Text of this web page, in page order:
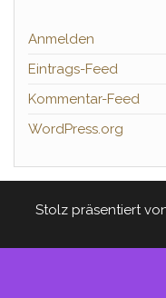
Anmelden
Eintrags-Feed
Kommentar-Feed
WordPress.org
Stolz präsentiert